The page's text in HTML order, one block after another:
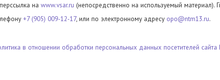
на www.vsar.ru (непосредственно на используемый материал).
+7 (905) 009-12-17, или по электронному адресу opo@ntm13.ru.
в отношении обработки персональных данных посетителей